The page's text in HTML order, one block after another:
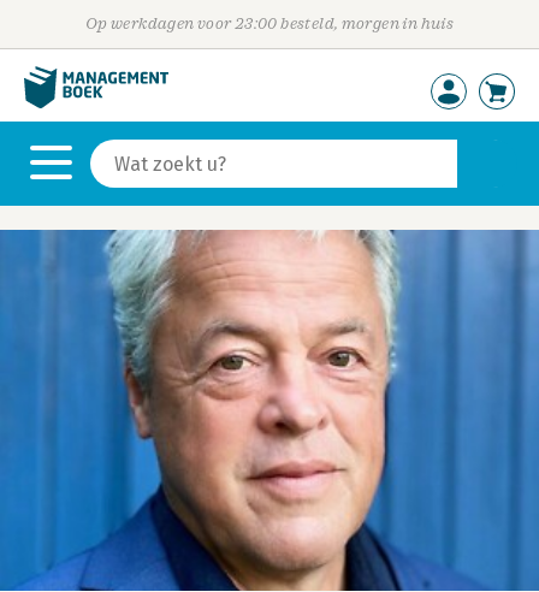
Op werkdagen voor 23:00 besteld, morgen in huis